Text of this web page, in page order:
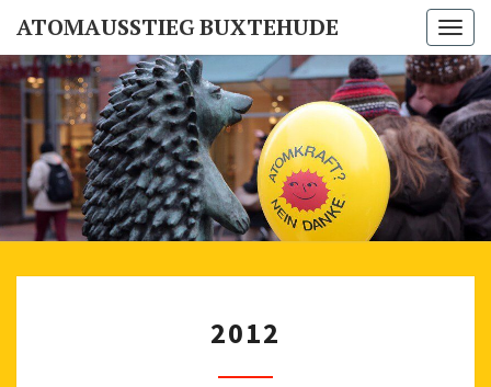
ATOMAUSSTIEG BUXTEHUDE
Buxtehuder
Mahnwache
Für Den
Atomausstieg
0
2012